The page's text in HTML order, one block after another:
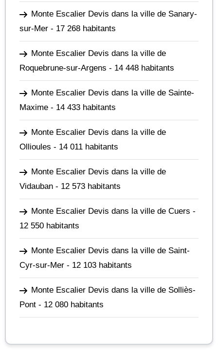
Monte Escalier Devis dans la ville de Sanary-
sur-Mer - 17 268 habitants
Monte Escalier Devis dans la ville de
Roquebrune-sur-Argens - 14 448 habitants
Monte Escalier Devis dans la ville de Sainte-
Maxime - 14 433 habitants
Monte Escalier Devis dans la ville de
Ollioules - 14 011 habitants
Monte Escalier Devis dans la ville de
Vidauban - 12 573 habitants
Monte Escalier Devis dans la ville de Cuers -
12 550 habitants
Monte Escalier Devis dans la ville de Saint-
Cyr-sur-Mer - 12 103 habitants
Monte Escalier Devis dans la ville de Solliès-
Pont - 12 080 habitants